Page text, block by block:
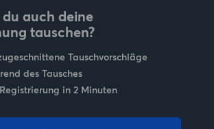
auch deine
tauschen?
Tauschvorschläge
des Tausches
in 2 Minuten